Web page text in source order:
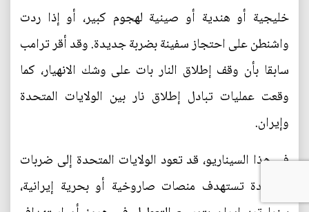
خليجية أو هندية أو صينية لهجوم كبير، أو إذا ردت
واشنطن على احتجاز سفينة بضربة جديدة. وقد أقر ترامب
سابقا بأن وقف إطلاق النار بات على وشك الانهيار، كما
وقعت عمليات تبادل إطلاق نار بين الولايات المتحدة
وإيران.
في هذا السيناريو، قد تعود الولايات المتحدة إلى ضربات
محدودة تستهدف منصات صاروخية أو بحرية إيرانية،